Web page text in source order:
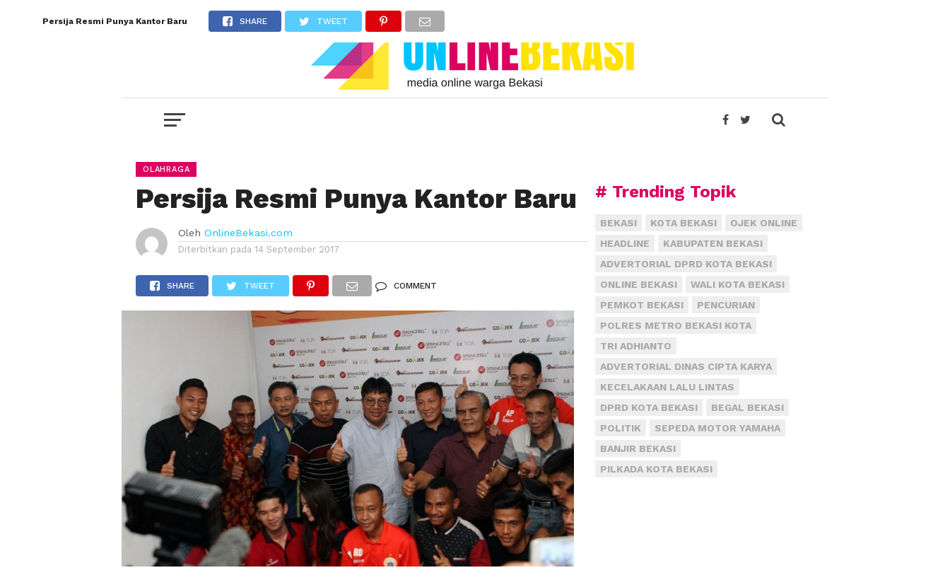
Persija Resmi Punya Kantor Baru SHARE TWEET
OLAHRAGA
Persija Resmi Punya Kantor Baru
Oleh OnlineBekasi.com
Diterbitkan pada 14 September 2017
SHARE TWEET COMMENT
# Trending Topik
BEKASI KOTA BEKASI
OJEK ONLINE
HEADLINE
KABUPATEN BEKASI
ADVERTORIAL DPRD KOTA BEKASI
ONLINE BEKASI
WALI KOTA BEKASI
PEMKOT BEKASI
PENCURIAN
POLRES METRO BEKASI KOTA
TRI ADHIANTO
ADVERTORIAL DINAS CIPTA KARYA
KECELAKAAN LALU LINTAS
DPRD KOTA BEKASI
BEGAL BEKASI
POLITIK
SEPEDA MOTOR YAMAHA
BANJIR BEKASI
PILKADA KOTA BEKASI